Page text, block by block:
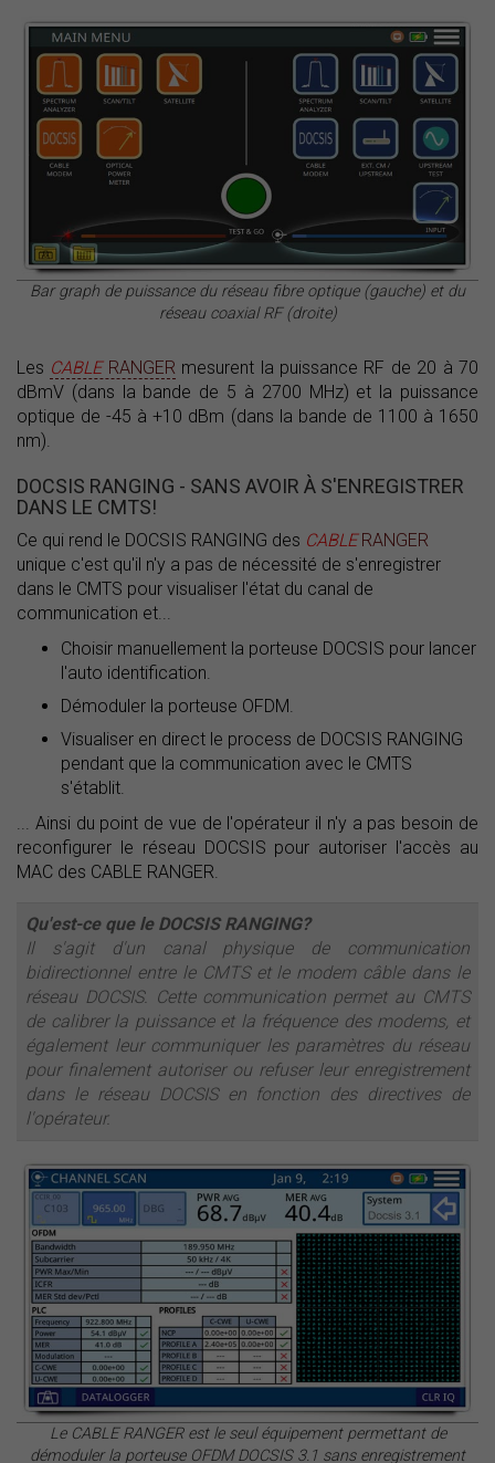
Bar graph de puissance du réseau fibre optique (gauche) et du
réseau coaxial RF (droite)
Les CABLERANGER mesurent la puissance RF de 20 à 70
dBmV (dans la bande de 5 à 2700 MHz) et la puissance
optique de -45 à +10 dBm (dans la bande de 1100 à 1650
nm).
DOCSIS RANGING - SANS AVOIR À S'ENREGISTRER
DANS LE CMTS!
Ce qui rend le DOCSIS RANGING des CABLERANGER
unique c'est qu'il n'y a pas de nécessité de s'enregistrer
dans le CMTS pour visualiser l'état du canal de
communication et...
Choisir manuellement la porteuse DOCSIS pour lancer
l'auto identification.
Démoduler la porteuse OFDM.
Visualiser en direct le process de DOCSIS RANGING
pendant que la communication avec le CMTS
s'établit.
... Ainsi du point de vue de l'opérateur il n'y a pas besoin de
reconfigurer le réseau DOCSIS pour autoriser l'accès au
MAC des CABLE RANGER.
Qu'est-ce que le DOCSIS RANGING?
Il s'agit d'un canal physique de communication
bidirectionnel entre le CMTS et le modem câble dans le
réseau DOCSIS. Cette communication permet au CMTS
de calibrer la puissance et la fréquence des modems, et
également leur communiquer les paramètres du réseau
pour finalement autoriser ou refuser leur enregistrement
dans le réseau DOCSIS en fonction des directives de
l'opérateur.
Le CABLE RANGER est le seul équipement permettant de
démoduler la porteuse OFDM DOCSIS 3.1 sans enregistrement